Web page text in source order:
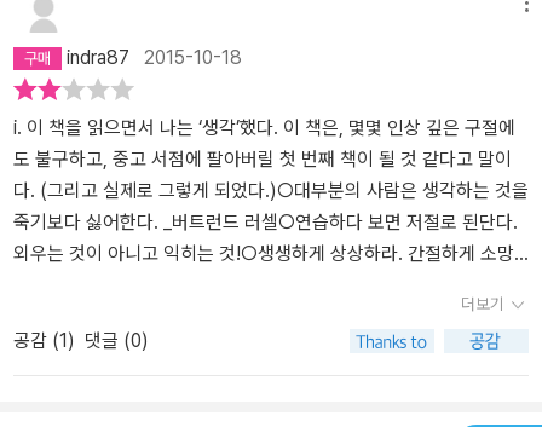
프로그램이 돌아가는 것처럼 말이다. 작가는 이러한 현상을 생각의
프레임이라고 말한다.|우리가 문제를 보는 순간 그 문제의 형식이나
내용이 하나의 정보로 작용하고, 이것이 생각의 프레임을 만들기 때
문에 자신도 모르게 생각이 그 틀에 따라 움직이게 된다. 97이 프레
임에 빠져 기차가 레일 위로만 달리듯 하는 것이 아니라 탈선해서 문
제를 보면 계산 문제가 아니라 패턴을 발견하는 직관을 요하는 문제
란 것을 알게 되는 경우가 많다. 프레임에서 벗어나 내가 프레임에 빠
져 있구나 하고 밖에서 바라보는 것이 메타 생각이다. 이것은 계산을
이다.|메타생각은 생각을 생성하고, 모으고, 연결하고, 통합하고, 확
장하고, 지배하는 최상위의 생각이다.메타생각은 자신의 생각에 대해
서 다시 생각하는 것부터 출발한다. 자신의 생각을 모니터링 하면 다
indra87 2015-10-18
i. 이 책을 읽으면서 나는 ‘생각’했다. 이 책은, 몇몇 인상 깊은 구절에
도 불구하고, 중고 서점에 팔아버릴 첫 번째 책이 될 것 같다고 말이
다. (그리고 실제로 그렇게 되었다.)○대부분의 사람은 생각하는 것을
죽기보다 싫어한다. _버트런드 러셀○연습하다 보면 저절로 된단다.
외우는 것이 아니고 익히는 것!○생생하게 상상하라. 간절하게 소망
도록 열정적으로 실천에 옮겨라. 그러면 무슨 일이든 이루어진다. _폴
마이어○수학 안에 아름다움이 있고, 아름다움 안에 수학이 있다. _마
이클 스타버드○지우개로 지우는 것은 머리를 지우고 생각이 지나간
더보기
공감 (1) 댓글 (0)